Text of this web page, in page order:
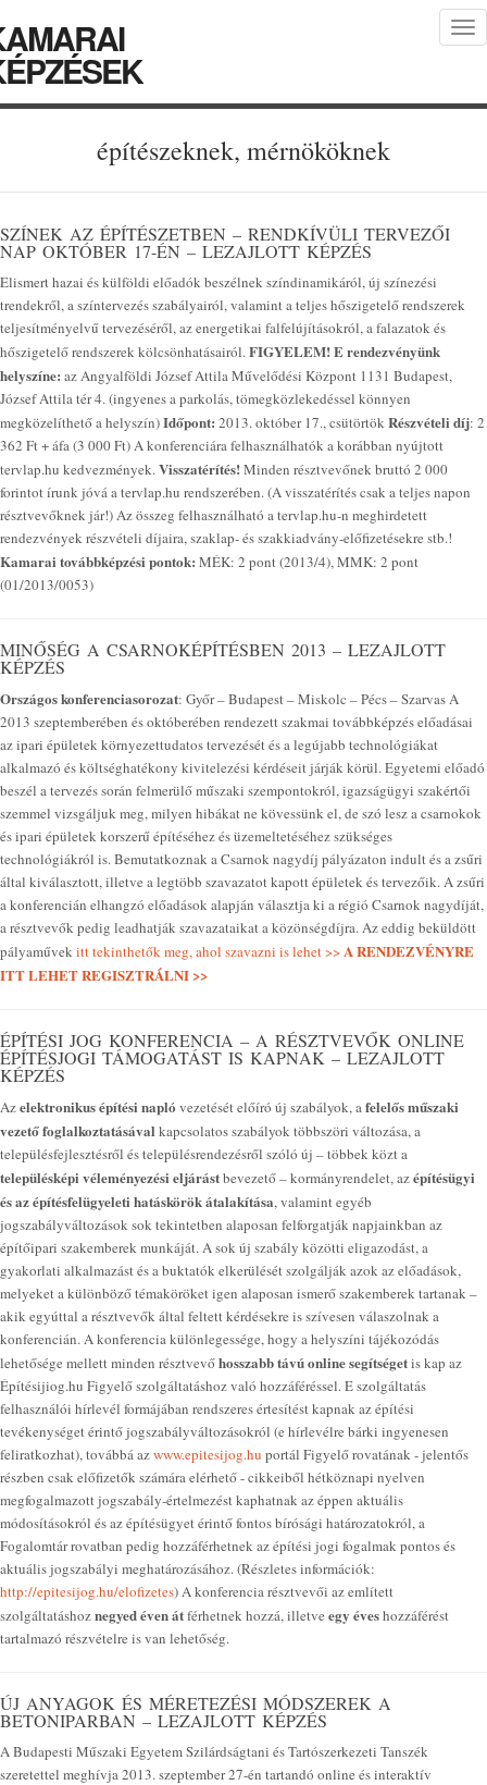
építészeknek, mérnököknek
SZÍNEK AZ ÉPÍTÉSZETBEN – RENDKÍVÜLI TERVEZŐI
NAP OKTÓBER 17-ÉN – LEZAJLOTT KÉPZÉS
Elismert hazai és külföldi előadók beszélnek színdinamikáról, új színezési
trendekről, a színtervezés szabályairól, valamint a teljes hőszigetelő rendszerek
teljesítményelvű tervezéséről, az energetikai falfelújításokról, a falazatok és
hőszigetelő rendszerek kölcsönhatásairól.FIGYELEM! E rendezvényünk
helyszíne: az Angyalföldi József Attila Művelődési Központ 1131 Budapest,
József Attila tér 4. (ingyenes a parkolás, tömegközlekedéssel könnyen
megközelíthető a helyszín)Időpont: 2013. október 17., csütörtökRészvételi díj: 2
362 Ft + áfa (3 000 Ft) A konferenciára felhasználhatók a korábban nyújtott
tervlap.hu kedvezmények.Visszatérítés!Minden résztvevőnek bruttó 2 000
forintot írunk jóvá a tervlap.hu rendszerében. (A visszatérítés csak a teljes napon
résztvevőknek jár!) Az összeg felhasználható a tervlap.hu-n meghirdetett
rendezvények részvételi díjaira, szaklap- és szakkiadvány-előfizetésekre stb.!
Kamarai továbbképzési pontok: MÉK: 2 pont (2013/4), MMK: 2 pont
(01/2013/0053)
MINŐSÉG A CSARNOKÉPÍTÉSBEN 2013 – LEZAJLOTT
KÉPZÉS
Országos konferenciasorozat: Győr – Budapest – Miskolc – Pécs – Szarvas A
2013 szeptemberében és októberében rendezett szakmai továbbképzés előadásai
az ipari épületek környezettudatos tervezését és a legújabb technológiákat
alkalmazó és költséghatékony kivitelezési kérdéseit járják körül. Egyetemi előadó
beszél a tervezés során felmerülő műszaki szempontokról, igazságügyi szakértői
szemmel vizsgáljuk meg, milyen hibákat ne kövessünk el, de szó lesz a csarnokok
és ipari épületek korszerű építéséhez és üzemeltetéséhez szükséges
technológiákról is. Bemutatkoznak a Csarnok nagydíj pályázaton indult és a zsűri
által kiválasztott, illetve a legtöbb szavazatot kapott épületek és tervezőik. A zsűri
a konferencián elhangzó előadások alapján választja ki a régió Csarnok nagydíját,
a résztvevők pedig leadhatják szavazataikat a közönségdíjra. Az eddig beküldött
pályaművekitt tekinthetők meg, ahol szavazni is lehet >>A RENDEZVÉNYRE
ITT LEHET REGISZTRÁLNI >>
ÉPÍTÉSI JOG KONFERENCIA – A RÉSZTVEVŐK ONLINE
ÉPÍTÉSJOGI TÁMOGATÁST IS KAPNAK – LEZAJLOTT
KÉPZÉS
Azelektronikus építési napló vezetését előíró új szabályok, afelelős műszaki
vezető foglalkoztatásával kapcsolatos szabályok többszöri változása, a
településfejlesztésről és településrendezésről szóló új – többek közt a
településképi véleményezési eljárástbevezető – kormányrendelet, azépítésügyi
és az építésfelügyeleti hatáskörök átalakítása, valamint egyéb
jogszabályváltozások sok tekintetben alaposan felforgatják napjainkban az
építőipari szakemberek munkáját. A sok új szabály közötti eligazodást, a
gyakorlati alkalmazást és a buktatók elkerülését szolgálják azok az előadások,
melyeket a különböző témaköröket igen alaposan ismerő szakemberek tartanak –
akik egyúttal a résztvevők által feltett kérdésekre is szívesen válaszolnak a
konferencián. A konferencia különlegessége, hogy a helyszíni tájékozódás
lehetősége mellett minden résztvevőhosszabb távú online segítségetis kap az
Építésijiog.hu Figyelő szolgáltatáshoz való hozzáféréssel. E szolgáltatás
felhasználói hírlevél formájában rendszeres értesítést kapnak az építési
tevékenységet érintő jogszabályváltozásokról (e hírlevélre bárki ingyenesen
feliratkozhat), továbbá azwww.epitesijog.hu portál Figyelő rovatának - jelentős
részben csak előfizetők számára elérhető - cikkeiből hétköznapi nyelven
megfogalmazott jogszabály-értelmezést kaphatnak az éppen aktuális
módosításokról és az építésügyet érintő fontos bírósági határozatokról, a
Fogalomtár rovatban pedig hozzáférhetnek az építési jogi fogalmak pontos és
aktuális jogszabályi meghatározásához. (Részletes információk:
http://epitesijog.hu/elofizetes) A konferencia résztvevői az említett
szolgáltatáshoznegyed éven átférhetnek hozzá, illetve egy éveshozzáférést
tartalmazó részvételre is van lehetőség.
ÚJ ANYAGOK ÉS MÉRETEZÉSI MÓDSZEREK A
BETONIPARBAN – LEZAJLOTT KÉPZÉS
A Budapesti Műszaki Egyetem Szilárdságtani és Tartószerkezeti Tanszék
szeretettel meghívja 2013. szeptember 27-én tartandó online és interaktív